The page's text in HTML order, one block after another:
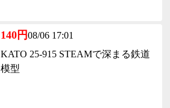
140円08/06 17:01
KATO 25-915 STEAMで深まる鉄道
模型